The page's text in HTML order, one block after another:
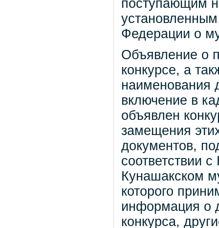
поступающим
Федерации о
Объявление о
конкурсе, а
наименования
включение в
объявлен
замещения
документов,
соответствии
Кунашакском
которого
информация о
конкурса,